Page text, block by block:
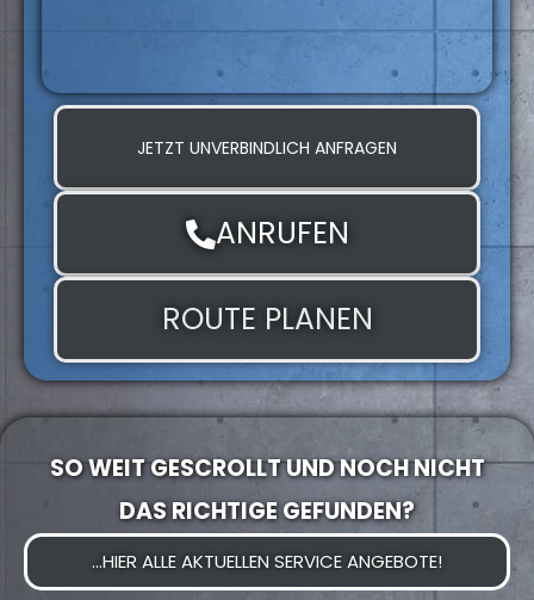
JETZT UNVERBINDLICH ANFRAGEN
ANRUFEN
ROUTE PLANEN
SO WEIT GESCROLLT UND NOCH NICHT
DAS RICHTIGE GEFUNDEN?
...HIER ALLE AKTUELLEN SERVICE ANGEBOTE!